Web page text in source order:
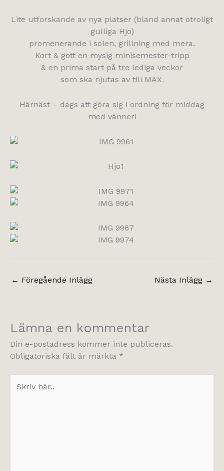
Lite utforskande av nya platser (bland annat otroligt
gulliga Hjo)
promenerande i solen, grillning med mera.
Kort & gott en mysig minisemester-tripp
& en prima start på tre lediga veckor
som ska njutas av till MAX.
Härnäst – dags att göra sig i ordning för middag
med vänner!
← Föregående Inlägg Nästa Inlägg →
Lämna en kommentar
Din e-postadress kommer inte publiceras.
Obligatoriska fält är märkta *
här..